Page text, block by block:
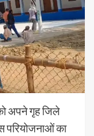
अपने गृह जिले
परियोजनाओं का